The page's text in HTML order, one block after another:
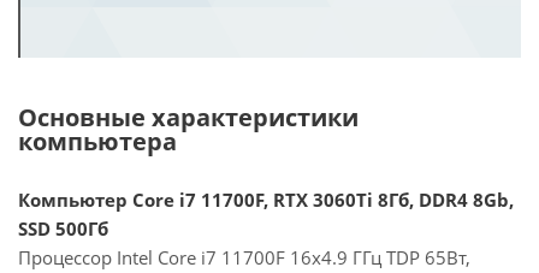
Основные характеристики
компьютера
Компьютер Core i7 11700F, RTX 3060Ti 8Гб, DDR4 8Gb,
SSD 500Гб
Процессор Intel Core i7 11700F 16x4.9 ГГц TDP 65Вт,